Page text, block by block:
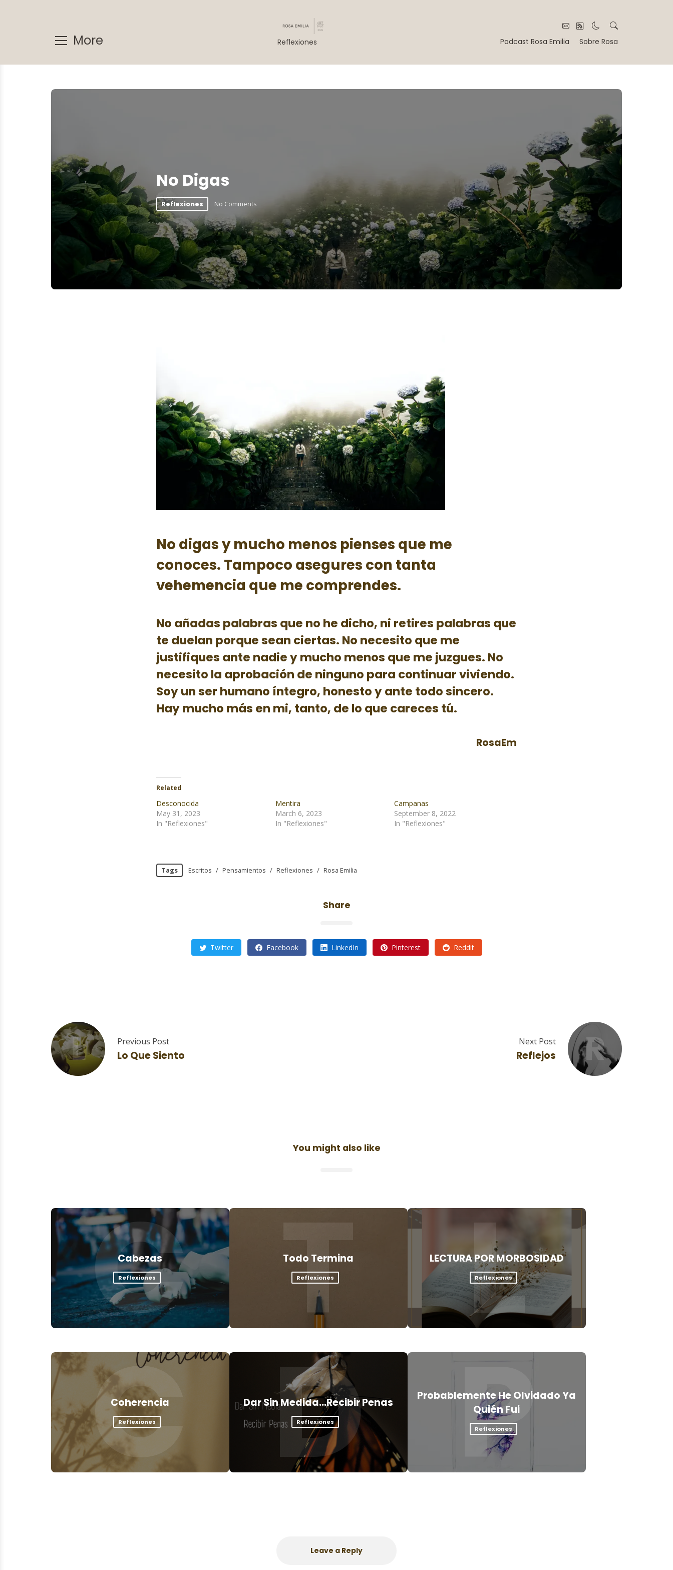
More Reflexiones Podcast Rosa Emilia Sobre Rosa
No Digas
Reflexiones No Comments
No digas y mucho menos pienses que me
conoces. Tampoco asegures con tanta
vehemencia que me comprendes.
No añadas palabras que no he dicho, ni retires palabras que
te duelan porque sean ciertas. No necesito que me
justifiques ante nadie y mucho menos que me juzgues. No
necesito la aprobación de ninguno para continuar viviendo.
Soy un ser humano íntegro, honesto y ante todo sincero.
Hay mucho más en mi, tanto, de lo que careces tú.
RosaEm
Related
Desconocida
May 31, 2023
In "Reflexiones"
Mentira
March 6, 2023
In "Reflexiones"
Campanas
September 8, 2022
In "Reflexiones"
Tags Escritos / Pensamientos / Reflexiones / Rosa Emilia
Share
Twitter Facebook LinkedIn Pinterest Reddit
L Previous Post
Lo Que Siento R
Next Post
Reflejos
You might also like
C
Cabezas
Reflexiones T
Todo Termina
Reflexiones L
LECTURA POR MORBOSIDAD
Reflexiones
C
Coherencia
Reflexiones D
Dar Sin Medida…Recibir Penas
Reflexiones P
Probablemente He Olvidado Ya
Quién Fui
Reflexiones
Leave a Reply